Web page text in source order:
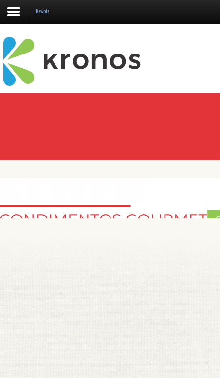
Home
Nossos produtos
Blog
Contato
Kewpie